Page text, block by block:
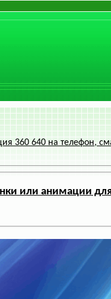
360 640 на телефон,
или анимации